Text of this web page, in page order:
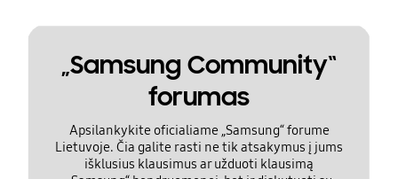
„Samsung Community“
forumas
Apsilankykite oficialiame „Samsung“ forume
Lietuvoje. Čia galite rasti ne tik atsakymus į jums
išklusius klausimus ar užduoti klausimą